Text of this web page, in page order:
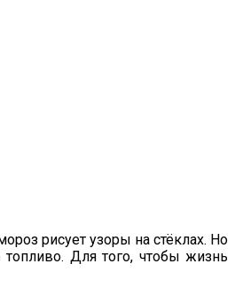
рисует узоры на стёклах. Но
Для того, чтобы жизнь